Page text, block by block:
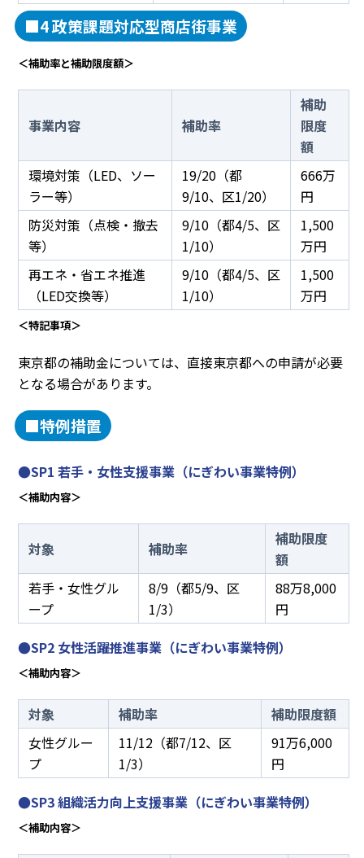
■4 政策課題対応型商店街事業
＜補助率と補助限度額＞
事業内容 補助率
補助
限度
額
環境対策（LED、ソー
ラー等）
19/20（都
9/10、区1/20）
666万
円
防災対策（点検・撤去
等）
9/10（都4/5、区
1/10）
1,500
万円
再エネ・省エネ推進
（LED交換等）
9/10（都4/5、区
1/10）
1,500
万円
＜特記事項＞
東京都の補助金については、直接東京都への申請が必要
となる場合があります。
■特例措置
●SP1 若手・女性支援事業（にぎわい事業特例）
＜補助内容＞
対象 補助率
補助限度
額
若手・女性グル
ープ
8/9（都5/9、区
1/3）
88万8,000
円
●SP2 女性活躍推進事業（にぎわい事業特例）
＜補助内容＞
対象 補助率
補助限度額
女性グルー
プ
11/12（都7/12、区
1/3）
91万6,000
円
●SP3 組織活力向上支援事業（にぎわい事業特例）
＜補助内容＞